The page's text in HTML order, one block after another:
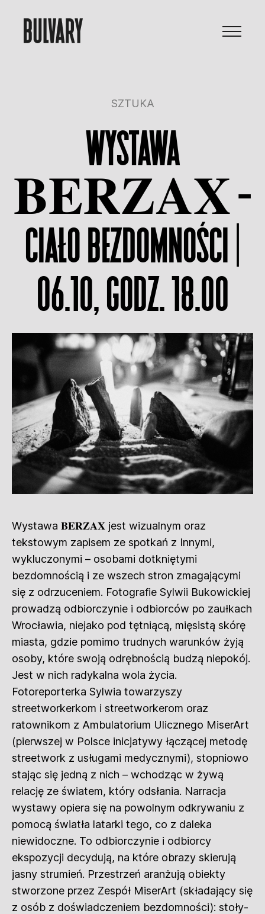
SZTUKA
Wystawa
𝐁𝐄𝐑𝐙𝐀𝐗 –
ciało bezdomności |
06.10, godz. 18.00
Wystawa 𝐁𝐄𝐑𝐙𝐀𝐗 jest wizualnym oraz
tekstowym zapisem ze spotkań z Innymi,
wykluczonymi – osobami dotkniętymi
bezdomnością i ze wszech stron zmagającymi
się z odrzuceniem. Fotografie Sylwii Bukowickiej
prowadzą odbiorczynie i odbiorców po zaułkach
Wrocławia, niejako pod tętniącą, mięsistą skórę
miasta, gdzie pomimo trudnych warunków żyją
osoby, które swoją odrębnością budzą niepokój.
Jest w nich radykalna wola życia.
Fotoreporterka Sylwia towarzyszy
streetworkerkom i streetworkerom oraz
ratownikom z Ambulatorium Ulicznego MiserArt
(pierwszej w Polsce inicjatywy łączącej metodę
streetwork z usługami medycznymi), stopniowo
stając się jedną z nich – wchodząc w żywą
relację ze światem, który odsłania. Narracja
wystawy opiera się na powolnym odkrywaniu z
pomocą światła latarki tego, co z daleka
niewidoczne. To odbiorczynie i odbiorcy
ekspozycji decydują, na które obrazy skierują
jasny strumień. Przestrzeń aranżują obiekty
stworzone przez Zespół MiserArt (składający się
z osób z doświadczeniem bezdomności): stoły-